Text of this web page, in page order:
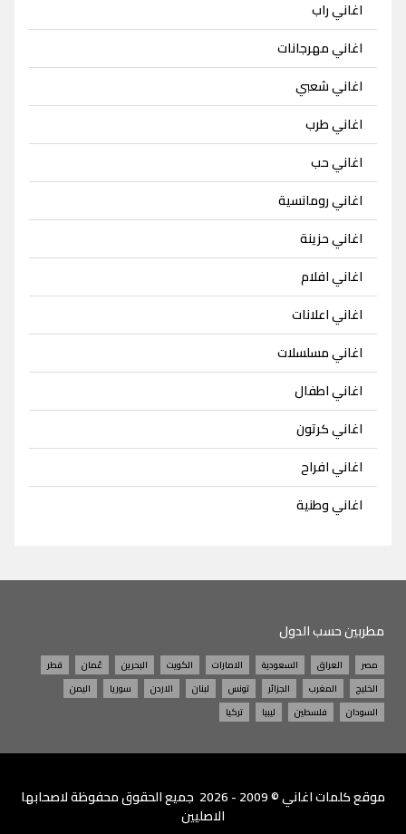
اغاني راب
اغاني مهرجانات
اغاني شعبي
اغاني طرب
اغاني حب
اغاني رومانسية
اغاني حزينة
اغاني افلام
اغاني اعلانات
اغاني مسلسلات
اغاني اطفال
اغاني كرتون
اغاني افراح
اغاني وطنية
مطربين حسب الدول
مصر العراق السعودية الامارات الكويت البحرين عُمان
قطر
الخليج
المغرب الجزائر تونس لبنان الاردن سوريا
اليمن
السودان
فلسطين ليبيا تركيا
موقعكلمات اغاني
© 2009 - 2026 جميع الحقوق محفوظة لاصحابها
الاصليين